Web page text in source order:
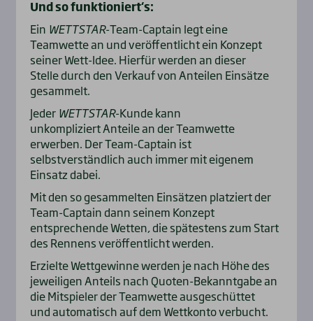
Und so funktioniert‘s:
Ein WETTSTAR-Team-Captain legt eine
Teamwette an und veröffentlicht ein Konzept
seiner Wett-Idee. Hierfür werden an dieser
Stelle durch den Verkauf von Anteilen Einsätze
gesammelt.
Jeder WETTSTAR-Kunde kann
unkompliziert Anteile an der Teamwette
erwerben. Der Team-Captain ist
selbstverständlich auch immer mit eigenem
Einsatz dabei.
Mit den so gesammelten Einsätzen platziert der
Team-Captain dann seinem Konzept
entsprechende Wetten, die spätestens zum Start
des Rennens veröffentlicht werden.
Erzielte Wettgewinne werden je nach Höhe des
jeweiligen Anteils nach Quoten-Bekanntgabe an
die Mitspieler der Teamwette ausgeschüttet
und automatisch auf dem Wettkonto verbucht.